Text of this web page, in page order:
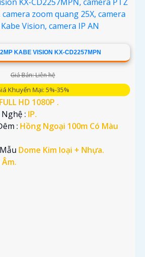
KABE VISION KX-CD2257MPN
Giá Bán: Liên hệ
Khuyến Mại: 5%-35%
FULL HD 1080P .
: IP.
: Hồng Ngoại 100m Có Màu
Dome Kim loại + Nhựa.